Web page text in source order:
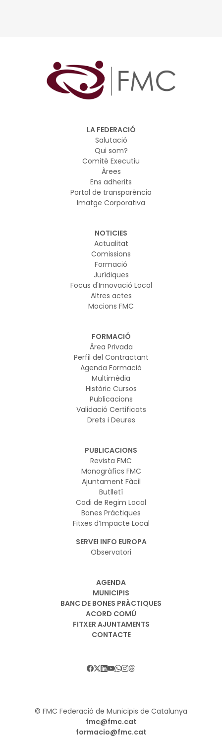
LA FEDERACIÓ
Salutació
Qui som?
Comitè Executiu
Àrees
Ens adherits
Portal de transparència
Imatge Corporativa
NOTICIES
Actualitat
Comissions
Formació
Jurídiques
Focus d'Innovació Local
Altres actes
Mocions FMC
FORMACIÓ
Àrea Privada
Perfil del Contractant
Agenda Formació
Multimèdia
Històric Cursos
Publicacions
Validació Certificats
Drets i Deures
PUBLICACIONS
Revista FMC
Monogràfics FMC
Ajuntament Fàcil
Butlletí
Codi de Regim Local
Bones Pràctiques
Fitxes d’Impacte Local
SERVEI INFO EUROPA
Observatori
AGENDA
MUNICIPIS
BANC DE BONES PRÀCTIQUES
ACORD COMÚ
FITXER AJUNTAMENTS
CONTACTE
© FMC Federació de Municipis de Catalunya
fmc@fmc.cat
formacio@fmc.cat